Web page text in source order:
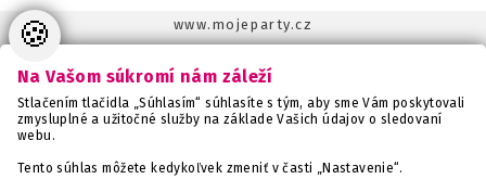
www.mojeparty.cz
www.svatebnivyzdoba.cz
www.detskaparty.cz
www.potiskbalonku.cz
🍪
Na Vašom súkromí nám záleží
Stlačením tlačidla „Súhlasím“ súhlasíte s tým, aby sme Vám poskytovali
zmysluplné a užitočné služby na základe Vašich údajov o sledovaní
webu.
Tento súhlas môžete kedykoľvek zmeniť v časti „Nastavenie“.